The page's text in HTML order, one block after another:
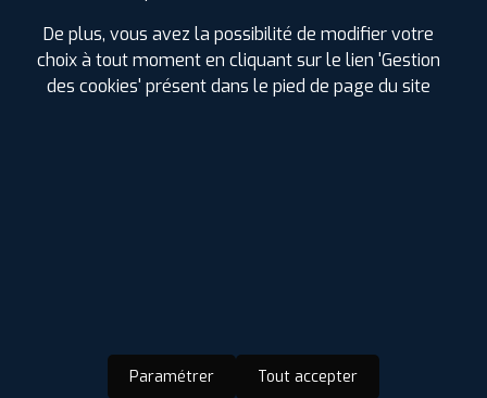
CODE EAN : 4250427429700
Été
CODE EAN : 6932877160966
Été
De plus, vous avez la possibilité de modifier votre
choix à tout moment en cliquant sur le lien 'Gestion
des cookies' présent dans le pied de page du site
Paramétrer Tout accepter